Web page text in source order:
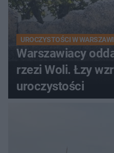
UROCZYSTOŚCI W
Warszawiacy
rzezi Woli. Łzy
uroczystości